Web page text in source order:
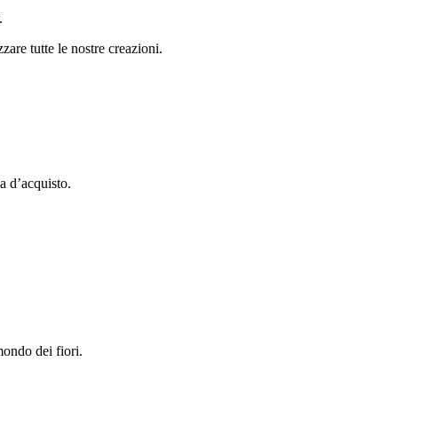
tutte le nostre creazioni.
d’acquisto.
dei fiori.